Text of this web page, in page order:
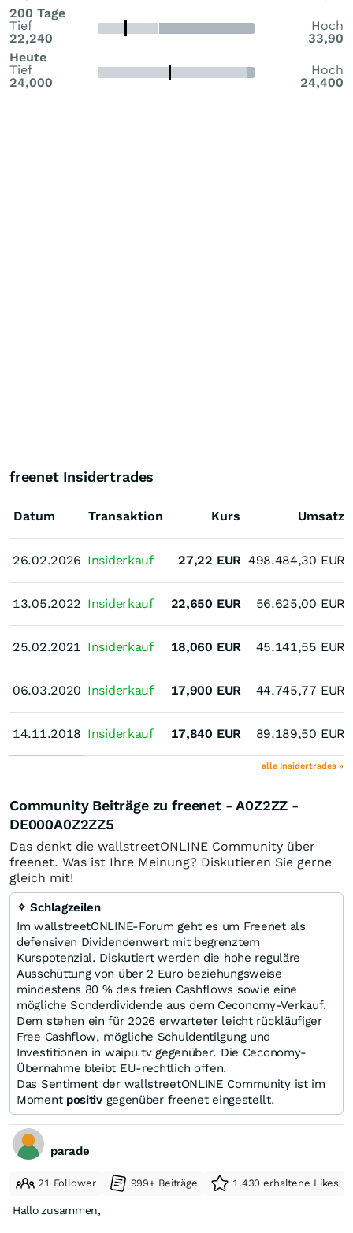
200 Tage
Tief
22,240
Hoch
33,90
Heute
Tief
24,000
Hoch
24,400
freenet Insidertrades
Datum
26.02.2026
13.05.2022
25.02.2021
06.03.2020
14.11.2018
Transaktion Kurs Umsatz
26.02.2026 Insiderkauf 27,22 EUR 498.484,30 EUR
13.05.2022 Insiderkauf 22,650 EUR 56.625,00 EUR
25.02.2021 Insiderkauf 18,060 EUR 45.141,55 EUR
06.03.2020 Insiderkauf 17,900 EUR 44.745,77 EUR
14.11.2018 Insiderkauf 17,840 EUR 89.189,50 EUR
alle Insidertrades »
Community Beiträge zu freenet - A0Z2ZZ -
DE000A0Z2ZZ5
Das denkt die wallstreetONLINE Community über
freenet. Was ist Ihre Meinung? Diskutieren Sie gerne
gleich mit!
✧ Schlagzeilen
Im wallstreetONLINE-Forum geht es um Freenet als
defensiven Dividendenwert mit begrenztem
Kurspotenzial. Diskutiert werden die hohe reguläre
Ausschüttung von über 2 Euro beziehungsweise
mindestens 80 % des freien Cashflows sowie eine
mögliche Sonderdividende aus dem Ceconomy-Verkauf.
Dem stehen ein für 2026 erwarteter leicht rückläufiger
Free Cashflow, mögliche Schuldentilgung und
Investitionen in waipu.tv gegenüber. Die Ceconomy-
Übernahme bleibt EU-rechtlich offen.
Das Sentiment der wallstreetONLINE Community ist im
Moment positivgegenüber freenet eingestellt.
parade
21 Follower 999+ Beiträge 1.430 erhaltene Likes
Hallo zusammen,